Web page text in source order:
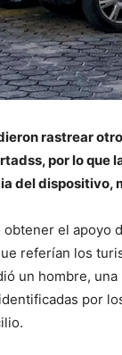
rastrear
por lo que
del dispositivo,
el apoyo
referían los
un hombre,
por